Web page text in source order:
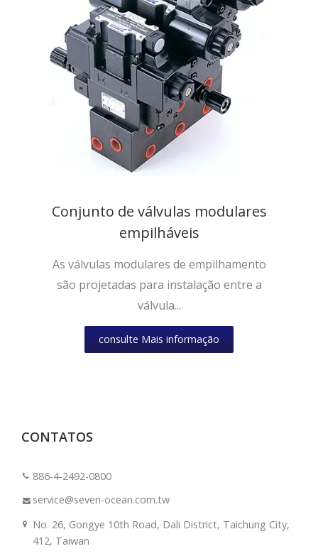
Conjunto de válvulas modulares
empilháveis
As válvulas modulares de empilhamento
são projetadas para instalação entre a
válvula...
consulte Mais informação
CONTATOS
886-4-2492-0800
service@seven-ocean.com.tw
No. 26, Gongye 10th Road, Dali District, Taichung City,
412, Taiwan